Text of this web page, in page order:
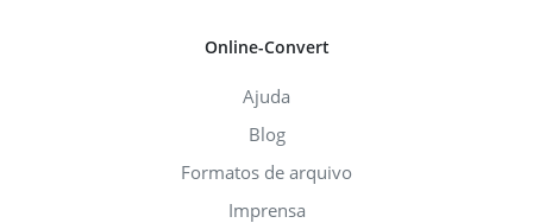
Online-Convert
Ajuda
Blog
Formatos de arquivo
Imprensa